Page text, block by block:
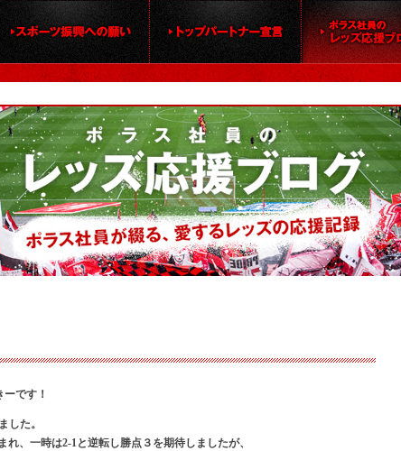
です！
した。
、一時は2-1と逆転し勝点３を期待しましたが、